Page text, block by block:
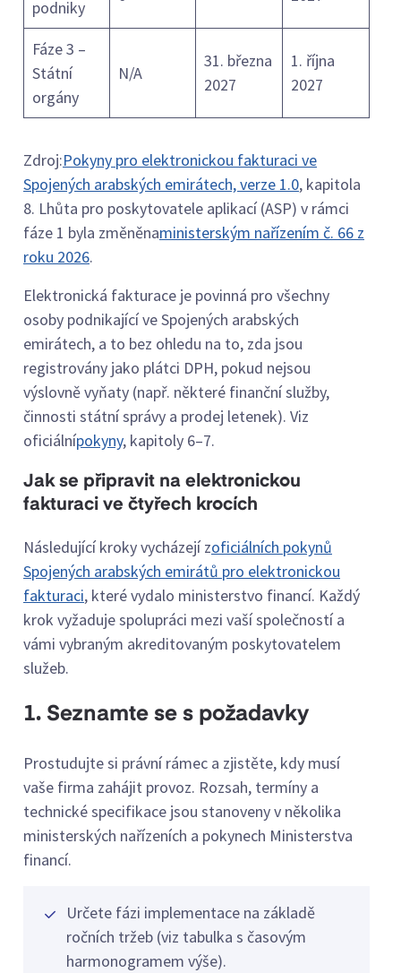
podniky
Fáze 3 –
Státní
orgány
N/A
31. března
2027
1. října
2027
Zdroj:Pokyny pro elektronickou fakturaci ve
Spojených arabských emirátech, verze 1.0, kapitola
8. Lhůta pro poskytovatele aplikací (ASP) v rámci
fáze 1 byla změněnaministerským nařízením č. 66 z
roku 2026.
Elektronická fakturace je povinná pro všechny
osoby podnikající ve Spojených arabských
emirátech, a to bez ohledu na to, zda jsou
registrovány jako plátci DPH, pokud nejsou
výslovně vyňaty (např. některé finanční služby,
činnosti státní správy a prodej letenek). Viz
oficiálnípokyny, kapitoly 6–7.
Jak se připravit na elektronickou
fakturaci ve čtyřech krocích
Následující kroky vycházejí zoficiálních pokynů
Spojených arabských emirátů pro elektronickou
fakturaci, které vydalo ministerstvo financí. Každý
krok vyžaduje spolupráci mezi vaší společností a
vámi vybraným akreditovaným poskytovatelem
služeb.
1. Seznamte se s požadavky
Prostudujte si právní rámec a zjistěte, kdy musí
vaše firma zahájit provoz. Rozsah, termíny a
technické specifikace jsou stanoveny v několika
ministerských nařízeních a pokynech Ministerstva
financí.
Určete fázi implementace na základě
ročních tržeb (viz tabulka s časovým
harmonogramem výše).